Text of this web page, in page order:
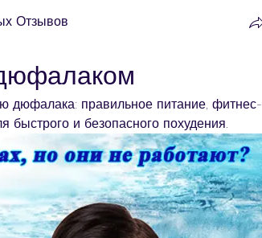
Отзывов
дюфалака: правильное питание, фитнес-
быстрого и безопасного похудения.